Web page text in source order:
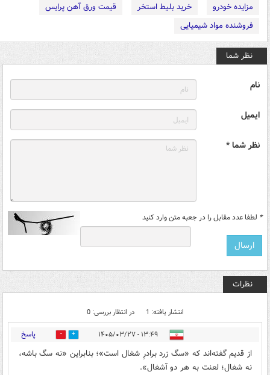
مزایده خودرو
خرید بلیط استخر
قیمت ورق آهن پرایس
فروشنده مواد شیمیایی
نظر شما
نام
ایمیل
نظر شما *
* لطفا عدد مقابل را در جعبه متن وارد کنید
نظرات
انتشار یافته: 1 در انتظار بررسی: 0
۱۳:۴۹ - ۱۴۰۵/۰۳/۲۷ 5 پاسخ
از قدیم گفته‌اند که «سگ زرد برادرِ شغال است»؛ بنابراین «نه سگ باشه،
نه شغال؛ لعنت به هر دو آشغال».